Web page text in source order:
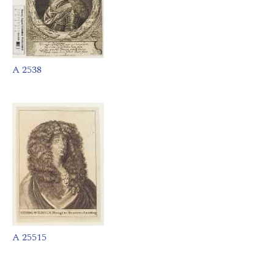
A 2538
A 25515